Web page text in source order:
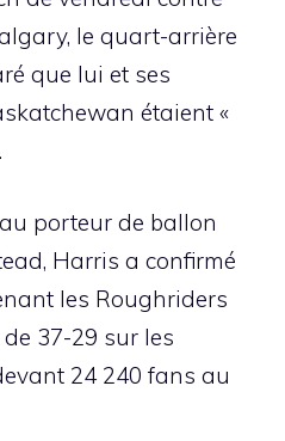
le quart-arrière
que lui et ses
étaient «
porteur de ballon
Harris a confirmé
les Roughriders
37-29 sur les
24 240 fans au